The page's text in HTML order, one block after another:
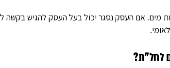
מים. אם העסק נסגר יכול בעל העסק להגיש בקשה
לחל"ת?